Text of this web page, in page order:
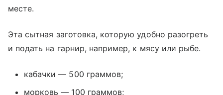
месте.
Эта сытная заготовка, которую удобно разогреть
и подать на гарнир, например, к мясу или рыбе.
кабачки — 500 граммов;
морковь — 100 граммов;